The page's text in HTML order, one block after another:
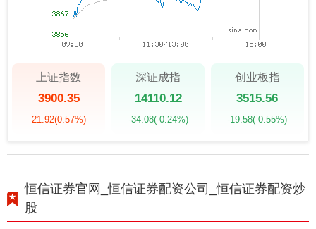
上证指数
3900.35
21.92(0.57%)
深证成指
14110.12
-34.08(-0.24%)
创业板指
3515.56
-19.58(-0.55%)
恒信证券官网_恒信证券配资公司_恒信证券配资炒
股